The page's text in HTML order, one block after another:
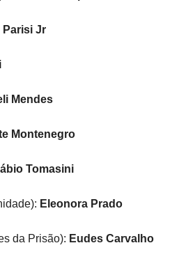
Parisi Jr
Mendes
Montenegro
Tomasini
Eleonora Prado
da Prisão): Eudes Carvalho